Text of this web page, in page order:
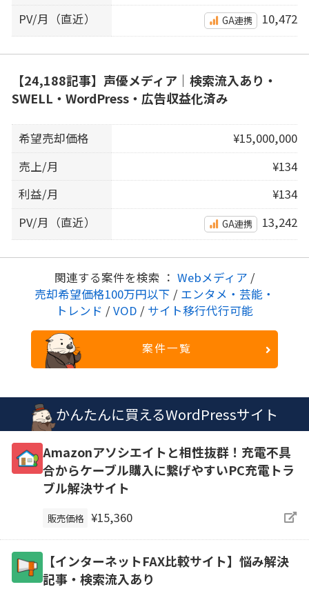
PV/月（直近） GA連携 10,472
【24,188記事】声優メディア｜検索流入あり・
SWELL・WordPress・広告収益化済み
希望売却価格
¥15,000,000
売上/月
¥134
利益/月
¥134
PV/月（直近）
GA連携 13,242
関連する案件を検索 ： Webメディア /
売却希望価格100万円以下 / エンタメ・芸能・
トレンド / VOD / サイト移行代行可能
案件一覧
かんたんに買えるWordPressサイト
Amazonアソシエイトと相性抜群！充電不具
合からケーブル購入に繋げやすいPC充電トラ
ブル解決サイト
販売価格 ¥15,360
【インターネットFAX比較サイト】悩み解決
記事・検索流入あり